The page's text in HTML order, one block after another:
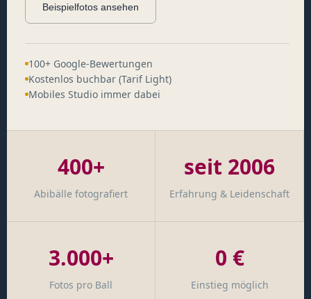
Beispielfotos ansehen
100+ Google-Bewertungen
Kostenlos buchbar (Tarif Light)
Mobiles Studio immer dabei
400+
Abibälle fotografiert
seit 2006
Erfahrung & Leidenschaft
3.000+
Fotos pro Ball
0 €
Einstieg möglich